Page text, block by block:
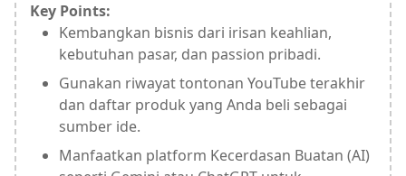
Key Points:
Kembangkan bisnis dari irisan keahlian,
kebutuhan pasar, dan passion pribadi.
Gunakan riwayat tontonan YouTube terakhir
dan daftar produk yang Anda beli sebagai
sumber ide.
Manfaatkan platform Kecerdasan Buatan (AI)